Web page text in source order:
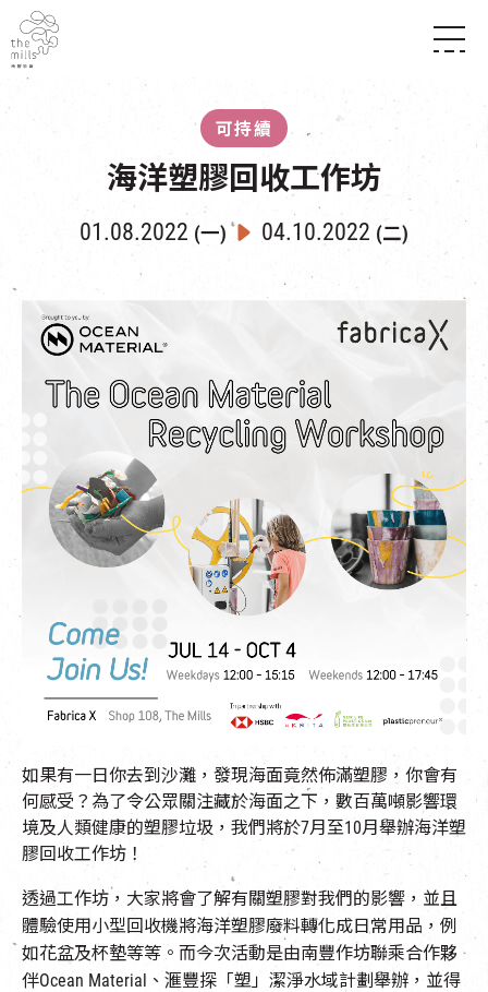
媒體中心
所有活動
世界之約
導賞團
體驗
景點
走進南豐紗廠
CHAT六廠
南豐作坊
其他體驗
到訪我們
開放時間及位置
穿梭巴士服務
|簡
可持續
海洋塑膠回收工作坊
01.08.2022 (一) 04.10.2022 (二)
如果有一日你去到沙灘，發現海面竟然佈滿塑膠，你會有
何感受？為了令公眾關注藏於海面之下，數百萬噸影響環
境及人類健康的塑膠垃圾，我們將於7月至10月舉辦海洋塑
膠回收工作坊！
透過工作坊，大家將會了解有關塑膠對我們的影響，並且
體驗使用小型回收機將海洋塑膠廢料轉化成日常用品，例
如花盆及杯墊等等。而今次活動是由南豐作坊聯乘合作夥
伴Ocean Material、滙豐探「塑」潔淨水域計劃舉辦，並得